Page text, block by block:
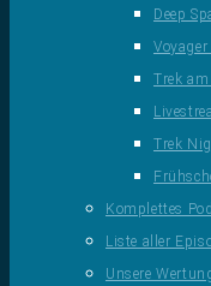
Deep
Voyager
Trek
Trek
Komplettes
Liste aller
Unsere